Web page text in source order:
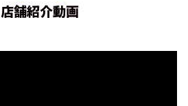
店舗紹介動画